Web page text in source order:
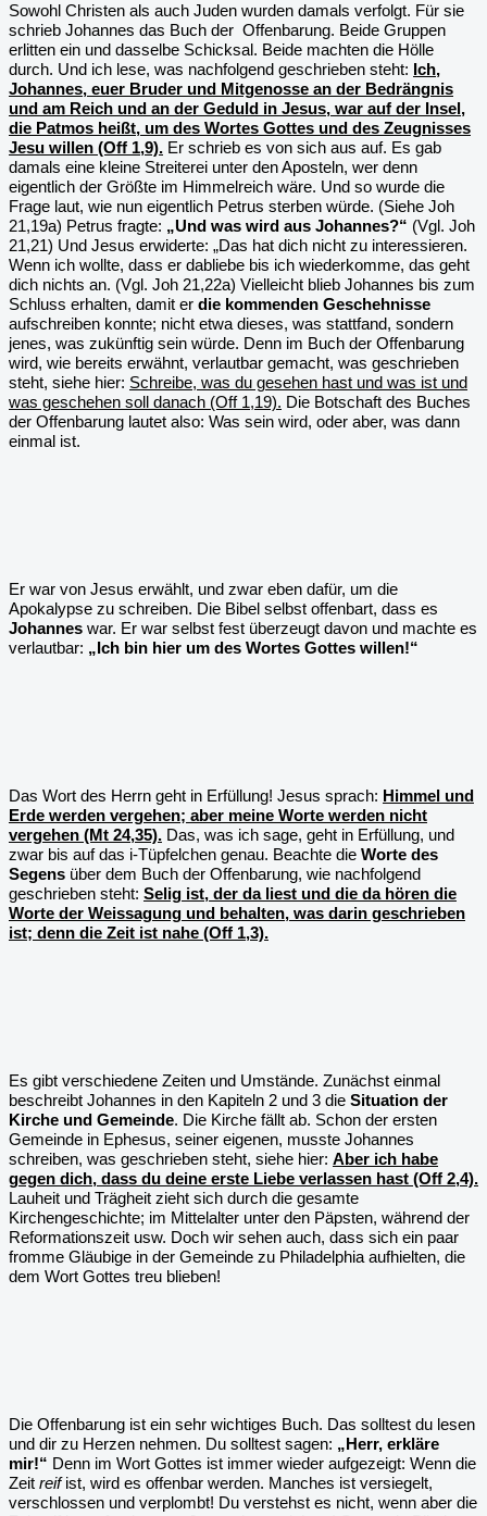
Sowohl Christen als auch Juden wurden damals verfolgt. Für sie
schrieb Johannes das Buch der Offenbarung. Beide Gruppen
erlitten ein und dasselbe Schicksal. Beide machten die Hölle
durch. Und ich lese, was nachfolgend geschrieben steht: Ich,
Johannes, euer Bruder und Mitgenosse an der Bedrängnis
und am Reich und an der Geduld in Jesus, war auf der Insel,
die Patmos heißt, um des Wortes Gottes und des Zeugnisses
Jesu willen (Off 1,9). Er schrieb es von sich aus auf. Es gab
damals eine kleine Streiterei unter den Aposteln, wer denn
eigentlich der Größte im Himmelreich wäre. Und so wurde die
Frage laut, wie nun eigentlich Petrus sterben würde. (Siehe Joh
21,19a) Petrus fragte: „Und was wird aus Johannes?“ (Vgl. Joh
21,21) Und Jesus erwiderte: „Das hat dich nicht zu interessieren.
Wenn ich wollte, dass er dabliebe bis ich wiederkomme, das geht
dich nichts an. (Vgl. Joh 21,22a) Vielleicht blieb Johannes bis zum
Schluss erhalten, damit er die kommenden Geschehnisse
aufschreiben konnte; nicht etwa dieses, was stattfand, sondern
jenes, was zukünftig sein würde. Denn im Buch der Offenbarung
wird, wie bereits erwähnt, verlautbar gemacht, was geschrieben
steht, siehe hier: Schreibe, was du gesehen hast und was ist und
was geschehen soll danach (Off 1,19). Die Botschaft des Buches
der Offenbarung lautet also: Was sein wird, oder aber, was dann
einmal ist.
Er war von Jesus erwählt, und zwar eben dafür, um die
Apokalypse zu schreiben. Die Bibel selbst offenbart, dass es
Johannes war. Er war selbst fest überzeugt davon und machte es
verlautbar: „Ich bin hier um des Wortes Gottes willen!“
Das Wort des Herrn geht in Erfüllung! Jesus sprach: Himmel und
Erde werden vergehen; aber meine Worte werden nicht
vergehen (Mt 24,35). Das, was ich sage, geht in Erfüllung, und
zwar bis auf das i-Tüpfelchen genau. Beachte die Worte des
Segens über dem Buch der Offenbarung, wie nachfolgend
geschrieben steht: Selig ist, der da liest und die da hören die
Worte der Weissagung und behalten, was darin geschrieben
ist; denn die Zeit ist nahe (Off 1,3).
Es gibt verschiedene Zeiten und Umstände. Zunächst einmal
beschreibt Johannes in den Kapiteln 2 und 3 die Situation der
Kirche und Gemeinde. Die Kirche fällt ab. Schon der ersten
Gemeinde in Ephesus, seiner eigenen, musste Johannes
schreiben, was geschrieben steht, siehe hier: Aber ich habe
gegen dich, dass du deine erste Liebe verlassen hast (Off 2,4).
Lauheit und Trägheit zieht sich durch die gesamte
Kirchengeschichte; im Mittelalter unter den Päpsten, während der
Reformationszeit usw. Doch wir sehen auch, dass sich ein paar
fromme Gläubige in der Gemeinde zu Philadelphia aufhielten, die
dem Wort Gottes treu blieben!
Die Offenbarung ist ein sehr wichtiges Buch. Das solltest du lesen
und dir zu Herzen nehmen. Du solltest sagen: „Herr, erkläre
mir!“ Denn im Wort Gottes ist immer wieder aufgezeigt: Wenn die
Zeit reifist, wird es offenbar werden. Manches ist versiegelt,
verschlossen und verplombt! Du verstehst es nicht, wenn aber die